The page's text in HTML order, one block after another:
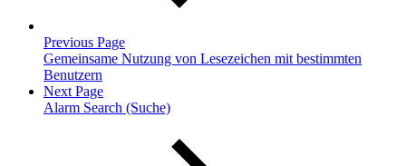
Previous Page
Gemeinsame Nutzung von Lesezeichen mit bestimmten
Benutzern
Next Page
Alarm Search (Suche)